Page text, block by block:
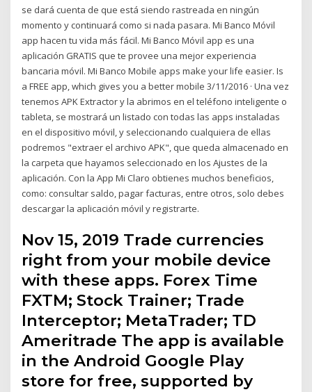
se dará cuenta de que está siendo rastreada en ningún
momento y continuará como si nada pasara. Mi Banco Móvil
app hacen tu vida más fácil. Mi Banco Móvil app es una
aplicación GRATIS que te provee una mejor experiencia
bancaria móvil. Mi Banco Mobile apps make your life easier. Is
a FREE app, which gives you a better mobile 3/11/2016 · Una vez
tenemos APK Extractor y la abrimos en el teléfono inteligente o
tableta, se mostrará un listado con todas las apps instaladas
en el dispositivo móvil, y seleccionando cualquiera de ellas
podremos "extraer el archivo APK", que queda almacenado en
la carpeta que hayamos seleccionado en los Ajustes de la
aplicación. Con la App Mi Claro obtienes muchos beneficios,
como: consultar saldo, pagar facturas, entre otros, solo debes
descargar la aplicación móvil y registrarte.
Nov 15, 2019 Trade currencies
right from your mobile device
with these apps. Forex Time
FXTM; Stock Trainer; Trade
Interceptor; MetaTrader; TD
Ameritrade The app is available
in the Android Google Play
store for free, supported by